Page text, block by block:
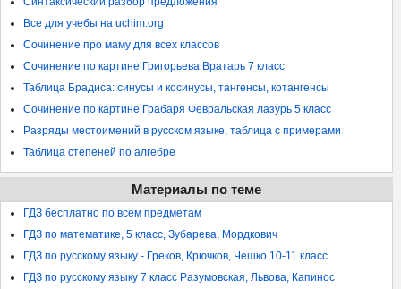
Все для учебы на uchim.org
Сочинение про маму для всех классов
Сочинение по картине Григорьева Вратарь 7 класс
Таблица Брадиса: синусы и косинусы, тангенсы, котангенсы
Сочинение по картине Грабаря Февральская лазурь 5 класс
Разряды местоимений в русском языке, таблица с примерами
Таблица степеней по алгебре
Материалы по теме
ГДЗ бесплатно по всем предметам
ГДЗ по математике, 5 класс, Зубарева, Мордкович
ГДЗ по русскому языку - Греков, Крючков, Чешко 10-11 класс
ГДЗ по русскому языку 7 класс Разумовская, Львова, Капинос